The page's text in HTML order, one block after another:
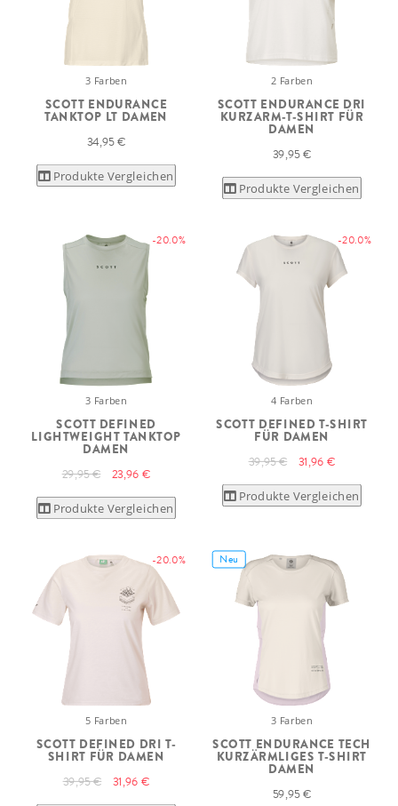
3 Farben
SCOTT ENDURANCE
TANKTOP LT DAMEN
34,95 €
Produkte Vergleichen
2 Farben
SCOTT ENDURANCE DRI
KURZARM-T-SHIRT FÜR
DAMEN
39,95 €
Produkte Vergleichen
-20.0%
3 Farben
SCOTT DEFINED
LIGHTWEIGHT TANKTOP
DAMEN
29,95 € 23,96 €
Produkte Vergleichen
-20.0%
4 Farben
SCOTT DEFINED T-SHIRT
FÜR DAMEN
39,95 € 31,96 €
Produkte Vergleichen
-20.0%
5 Farben
SCOTT DEFINED DRI T-
SHIRT FÜR DAMEN
39,95 € 31,96 €
Neu
3 Farben
SCOTT ENDURANCE TECH
KURZÄRMLIGES T-SHIRT
DAMEN
59,95 €